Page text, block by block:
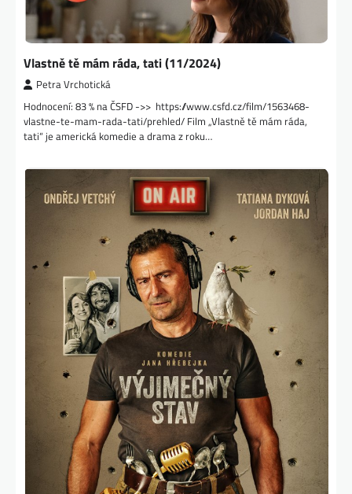
Vlastně tě mám ráda, tati (11/2024)
Petra Vrchotická
Hodnocení: 83 % na ČSFD ->> https://www.csfd.cz/film/1563468-
vlastne-te-mam-rada-tati/prehled/ Film „Vlastně tě mám ráda,
tati“ je americká komedie a drama z roku…